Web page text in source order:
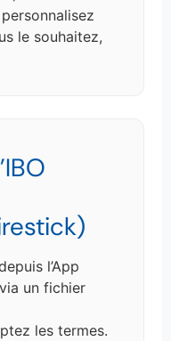
le souhaitez,
l’App
un fichier
les termes.